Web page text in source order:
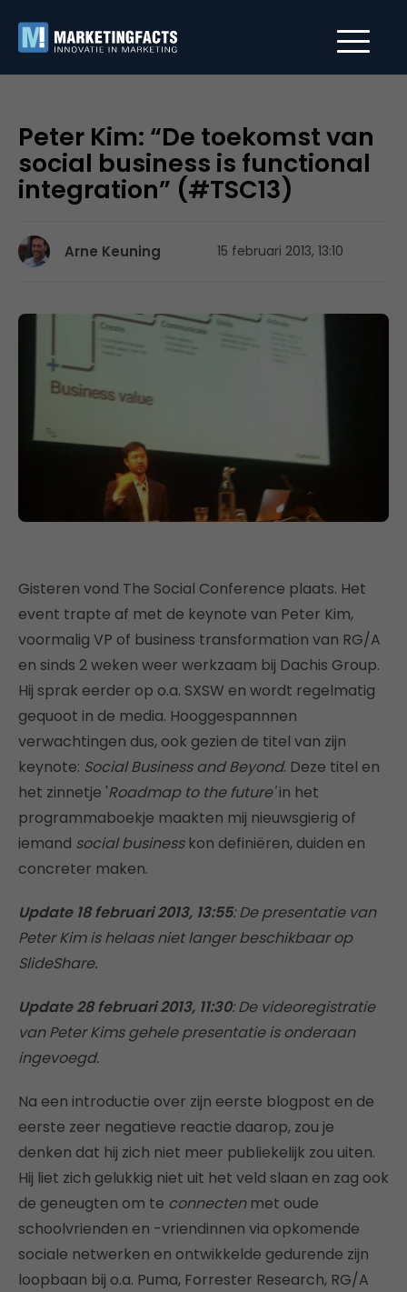
Peter Kim: “De toekomst van
social business is functional
integration” (#TSC13)
Arne Keuning 15 februari 2013, 13:10
Gisteren vond The Social Conference plaats. Het
event trapte af met de keynote van Peter Kim,
voormalig VP of business transformation van RG/A
en sinds 2 weken weer werkzaam bij Dachis Group.
Hij sprak eerder op o.a. SXSW en wordt regelmatig
gequoot in de media. Hooggespannnen
verwachtingen dus, ook gezien de titel van zijn
keynote: Social Business and Beyond. Deze titel en
het zinnetje 'Roadmap to the future'in het
programmaboekje maakten mij nieuwsgierig of
iemand social businesskon definiëren, duiden en
concreter maken.
Update 18 februari 2013, 13:55: De presentatie van
Peter Kim is helaas niet langer beschikbaar op
SlideShare.
Update 28 februari 2013, 11:30: De videoregistratie
van Peter Kims gehele presentatie is onderaan
ingevoegd.
Na een introductie over zijn eerste blogpost en de
eerste zeer negatieve reactie daarop, zou je
denken dat hij zich niet meer publiekelijk zou uiten.
Hij liet zich gelukkig niet uit het veld slaan en zag ook
de geneugten om te connectenmet oude
schoolvrienden en -vriendinnen via opkomende
sociale netwerken en ontwikkelde gedurende zijn
loopbaan bij o.a. Puma, Forrester Research, RG/A